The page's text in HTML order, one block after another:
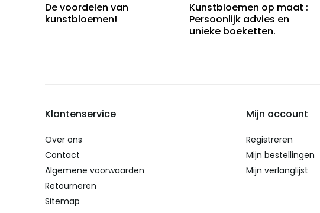
De voordelen van
kunstbloemen!
Kunstbloemen op maat :
Persoonlijk advies en
unieke boeketten.
Klantenservice
Over ons
Contact
Algemene voorwaarden
Retourneren
Sitemap
Mijn account
Registreren
Mijn bestellingen
Mijn verlanglijst